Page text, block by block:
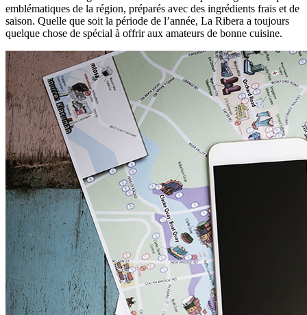
emblématiques de la région, préparés avec des ingrédients frais et de
saison. Quelle que soit la période de l’année, La Ribera a toujours
quelque chose de spécial à offrir aux amateurs de bonne cuisine.